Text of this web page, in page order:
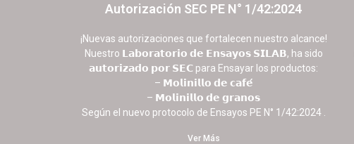
Autorización SEC PE N° 1/42:2024
¡Nuevas autorizaciones que fortalecen nuestro alcance!
Nuestro 𝗟𝗮𝗯𝗼𝗿𝗮𝘁𝗼𝗿𝗶𝗼 𝗱𝗲 𝗘𝗻𝘀𝗮𝘆𝗼𝘀 𝗦𝗜𝗟𝗔𝗕, ha sido
𝗮𝘂𝘁𝗼𝗿𝗶𝘇𝗮𝗱𝗼 𝗽𝗼𝗿 𝗦𝗘𝗖 para Ensayar los productos:
– 𝗠𝗼𝗹𝗶𝗻𝗶𝗹𝗹𝗼 𝗱𝗲 𝗰𝗮𝗳𝗲́
– 𝗠𝗼𝗹𝗶𝗻𝗶𝗹𝗹𝗼 𝗱𝗲 𝗴𝗿𝗮𝗻𝗼𝘀
Según el nuevo protocolo de Ensayos PE N° 1/42:2024 .
Ver Más